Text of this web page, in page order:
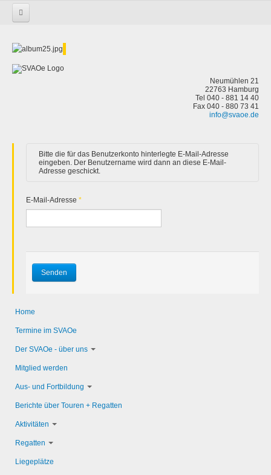
Neumühlen 21
22763 Hamburg
Tel 040 - 881 14 40
Fax 040 - 880 73 41
info@svaoe.de
Bitte die für das Benutzerkonto hinterlegte E-Mail-Adresse
eingeben. Der Benutzername wird dann an diese E-Mail-
Adresse geschickt.
E-Mail-Adresse *
Senden
Home
Termine im SVAOe
Der SVAOe - über uns
Mitglied werden
Aus- und Fortbildung
Berichte über Touren + Regatten
Aktivitäten
Regatten
Liegeplätze